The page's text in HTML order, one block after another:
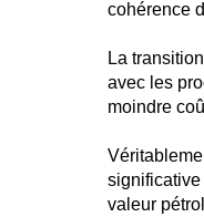
cohérence
La
avec les
moindre
significative
valeur